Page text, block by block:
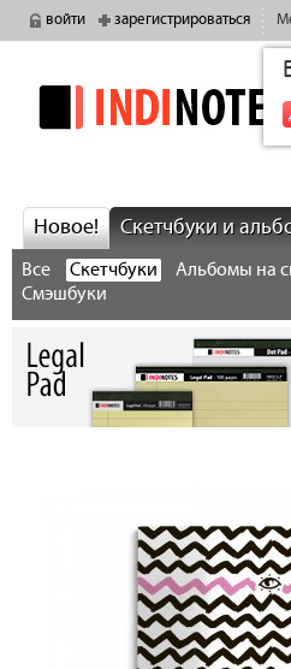
войти зарегистрироваться
indinotes
Новое! Скетчбуки и
Все Скетчбуки Альбомы на
Смэшбуки